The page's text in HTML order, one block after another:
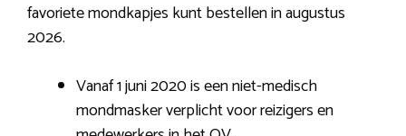
favoriete mondkapjes kunt bestellen in augustus
2026.
Vanaf 1 juni 2020 is een niet-medisch
mondmasker verplicht voor reizigers en